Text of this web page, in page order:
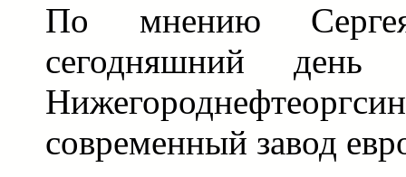
По мнению
сегодняшний
современный завод